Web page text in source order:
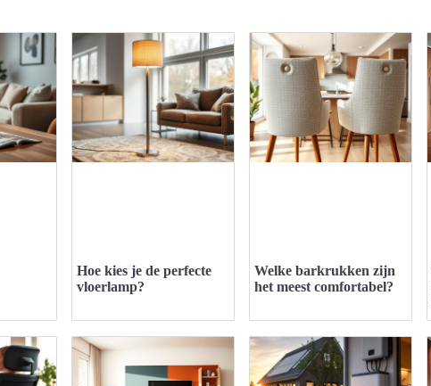
Hoe kies je de perfecte
vloerlamp?
Welke barkrukken zijn
het meest comfortabel?